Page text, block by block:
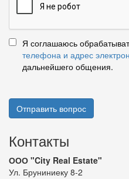
Я соглашаюсь
телефона и адрес
дальнейшего общения.
Отправить вопрос
Контакты
ООО "City Real Estate"
Ул. Бруниниеку 8-2